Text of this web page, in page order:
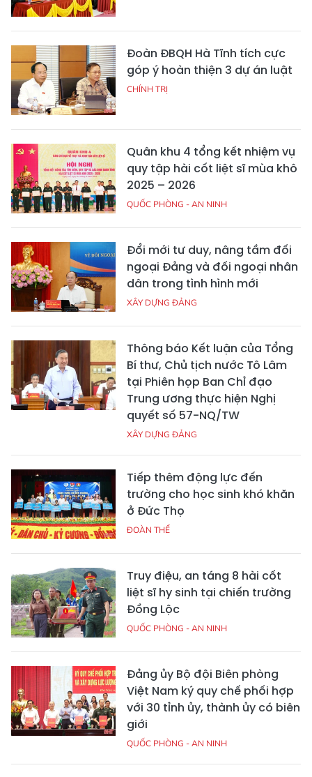
Đoàn ĐBQH Hà Tĩnh tích cực
góp ý hoàn thiện 3 dự án luật
CHÍNH TRỊ
Quân khu 4 tổng kết nhiệm vụ
quy tập hài cốt liệt sĩ mùa khô
2025 – 2026
QUỐC PHÒNG - AN NINH
Đổi mới tư duy, nâng tầm đối
ngoại Đảng và đối ngoại nhân
dân trong tình hình mới
XÂY DỰNG ĐẢNG
Thông báo Kết luận của Tổng
Bí thư, Chủ tịch nước Tô Lâm
tại Phiên họp Ban Chỉ đạo
Trung ương thực hiện Nghị
quyết số 57-NQ/TW
XÂY DỰNG ĐẢNG
Tiếp thêm động lực đến
trường cho học sinh khó khăn
ở Đức Thọ
ĐOÀN THỂ
Truy điệu, an táng 8 hài cốt
liệt sĩ hy sinh tại chiến trường
Đồng Lộc
QUỐC PHÒNG - AN NINH
Đảng ủy Bộ đội Biên phòng
Việt Nam ký quy chế phối hợp
với 30 tỉnh ủy, thành ủy có biên
giới
QUỐC PHÒNG - AN NINH